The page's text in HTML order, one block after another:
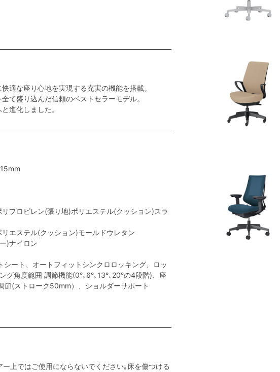
適な座り心地を実現する充実の機能を搭載。
て盛り込んだ信頼のベストセラーモデル。
進化しました。
プロピレン(張り地)ポリエステル(クッション)スラ
エステル(クッション)モールドウレタン
)ナイロン
ート、オートフィットシンクロロッキング、ロッ
グ角度範囲 調節機能(0°､6°､13°､20°の4段階)、座
(ストローク50mm）、ショルダーサポート
上ではご使用にならないでください｡床を傷つける